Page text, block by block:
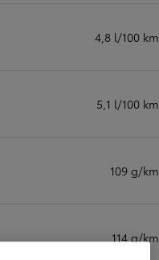
4,8 l/100 km
5,1 l/100 km
109 g/km
114 g/km